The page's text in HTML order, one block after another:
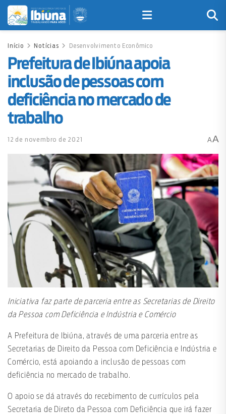
Início Notícias Desenvolvimento Econômico
Prefeitura de Ibiúna apoia
inclusão de pessoas com
deficiência no mercado de
trabalho
12 de novembro de 2021 AA
Iniciativa faz parte de parceria entre as Secretarias de Direito
da Pessoa com Deficiência e Indústria e Comércio
A Prefeitura de Ibiúna, através de uma parceria entre as
Secretarias de Direito da Pessoa com Deficiência e Indústria e
Comércio, está apoiando a inclusão de pessoas com
deficiência no mercado de trabalho.
O apoio se dá através do recebimento de currículos pela
Secretaria de Direto da Pessoa com Deficiência que irá fazer